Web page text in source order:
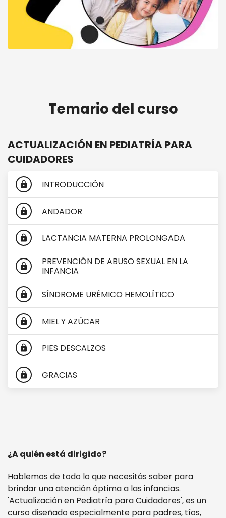
Temario del curso
ACTUALIZACIÓN EN PEDIATRÍA PARA
CUIDADORES
lock INTRODUCCIÓN
lock ANDADOR
lock LACTANCIA MATERNA PROLONGADA
lock
PREVENCIÓN DE ABUSO SEXUAL EN LA
INFANCIA
lock SÍNDROME URÉMICO HEMOLÍTICO
lock MIEL Y AZÚCAR
lock PIES DESCALZOS
lock GRACIAS
¿A quién está dirigido?
Hablemos de todo lo que necesitás saber para
brindar una atención óptima a las infancias.
'Actualización en Pediatría para Cuidadores', es un
curso diseñado especialmente para padres, tíos,